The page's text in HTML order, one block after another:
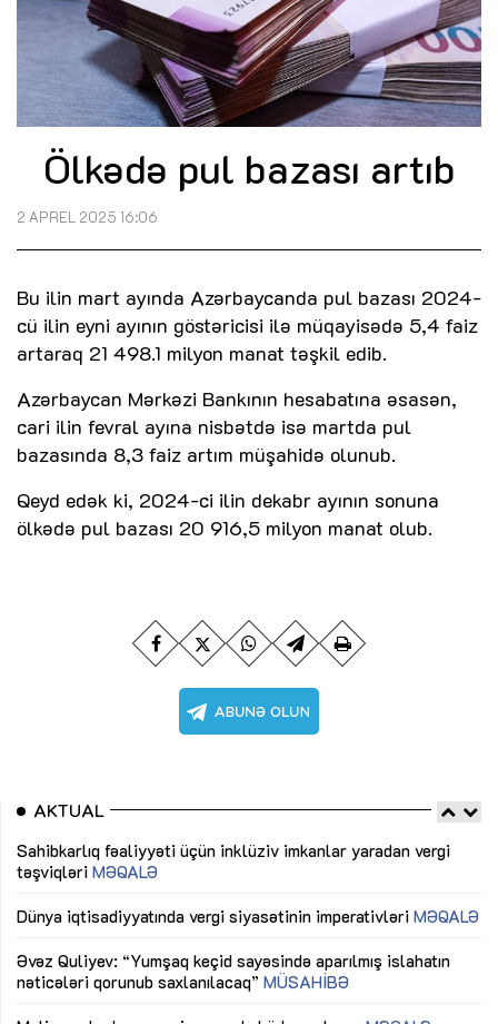
Ölkədə pul bazası artıb
2 APREL 2025 16:06
Bu ilin mart ayında Azərbaycanda pul bazası 2024-
cü ilin eyni ayının göstəricisi ilə müqayisədə 5,4 faiz
artaraq 21 498.1 milyon manat təşkil edib.
Azərbaycan Mərkəzi Bankının hesabatına əsasən,
cari ilin fevral ayına nisbətdə isə martda pul
bazasında 8,3 faiz artım müşahidə olunub.
Qeyd edək ki, 2024-ci ilin dekabr ayının sonuna
ölkədə pul bazası 20 916,5 milyon manat olub.
AKTUAL
Sahibkarlıq fəaliyyəti üçün inklüziv imkanlar yaradan vergi
təşviqləri MƏQALƏ
Dünya iqtisadiyyatında vergi siyasətinin imperativləri MƏQALƏ
Əvəz Quliyev: “Yumşaq keçid sayəsində aparılmış islahatın
nəticələri qorunub saxlanılacaq” MÜSAHİBƏ